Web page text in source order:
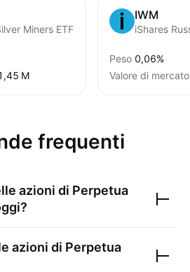
Miners ETF
M‬
IWM
iShares
Peso 0,06%
Valore di mercato
frequenti
azioni di Perpetua
azioni di Perpetua